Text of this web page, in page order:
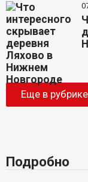
Еще в рубрике
Подробно